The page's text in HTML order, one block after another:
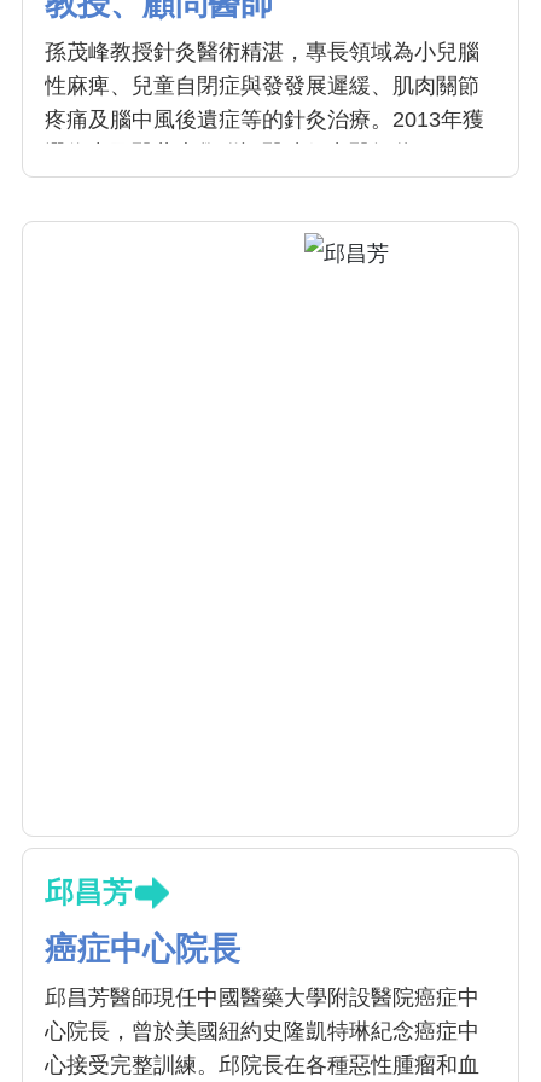
孫茂峰教授針灸醫術精湛，專長領域為小兒腦
性麻痺、兒童自閉症與發發展遲緩、肌肉關節
疼痛及腦中風後遺症等的針灸治療。2013年獲
國世界和平基金會世界名醫獎。
邱昌芳
癌症中心院長
邱昌芳醫師現任中國醫藥大學附設醫院癌症中
心院長，曾於美國紐約史隆凱特琳紀念癌症中
心接受完整訓練。邱院長在各種惡性腫瘤和血